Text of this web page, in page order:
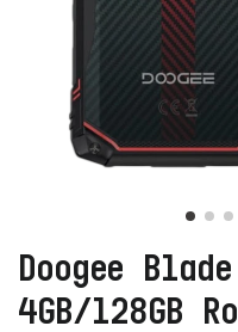
Doogee
4GB/128GB